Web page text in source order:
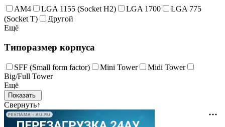
AM4 LGA 1155 (Socket H2) LGA 1700
LGA 775
(Socket T)
Другой
Ещё
Типоразмер корпуса
SFF (Small form factor) Mini Tower
Midi Tower
Big/Full Tower
Ещё
Свернуть↑
РЕКЛАМА • AU.RU